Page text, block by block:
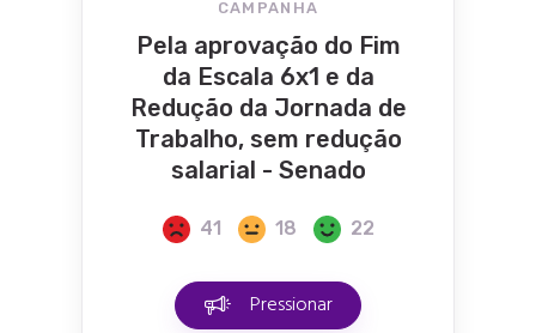
CAMPANHA
Pela aprovação do Fim
da Escala 6x1 e da
Redução da Jornada de
Trabalho, sem redução
salarial - Senado
41 18 22
Pressionar